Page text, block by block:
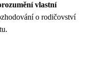
vlastní
o rodičovství